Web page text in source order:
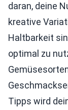
daran, deine
kreative
Haltbarkeit
optimal zu
Tipps wird